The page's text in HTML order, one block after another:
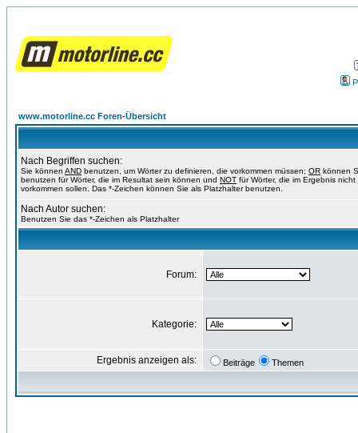
www.motorline.cc Foren-Übersicht
Nach Begriffen suchen:
Sie können AND benutzen, um Wörter zu definieren, die vorkommen müssen; OR können
benutzen für Wörter, die im Resultat sein können und NOT für Wörter, die im Ergebnis nicht
vorkommen sollen. Das *-Zeichen können Sie als Platzhalter benutzen.
Nach Autor suchen:
Benutzen Sie das *-Zeichen als Platzhalter
Forum:
Kategorie:
Ergebnis anzeigen als: Beiträge Themen